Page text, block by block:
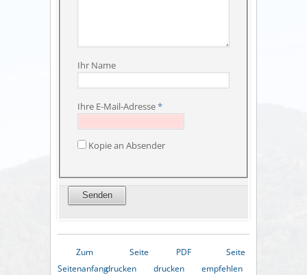
Ihr Name
Ihre E-Mail-Adresse*
Kopie an Absender
Zum
Seitenanfang
Seite
drucken
PDF
drucken
Seite
empfehlen